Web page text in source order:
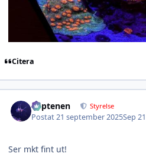
Citera
kaptenen Styrelse
Postat21 september 2025Sep 21
Ser mkt fint ut!